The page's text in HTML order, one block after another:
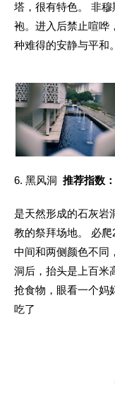
塔，很有特色。
非穆
袍。进入后禁止喧哗
种难得的安静与平和。
6. 黑风洞 推荐指数：
是天然形成的石灰岩
教的祭拜场地。
必爬
中间和两侧颜色不同
洞后，抬头是上百米
抢食物，眼看一个妈
吃了